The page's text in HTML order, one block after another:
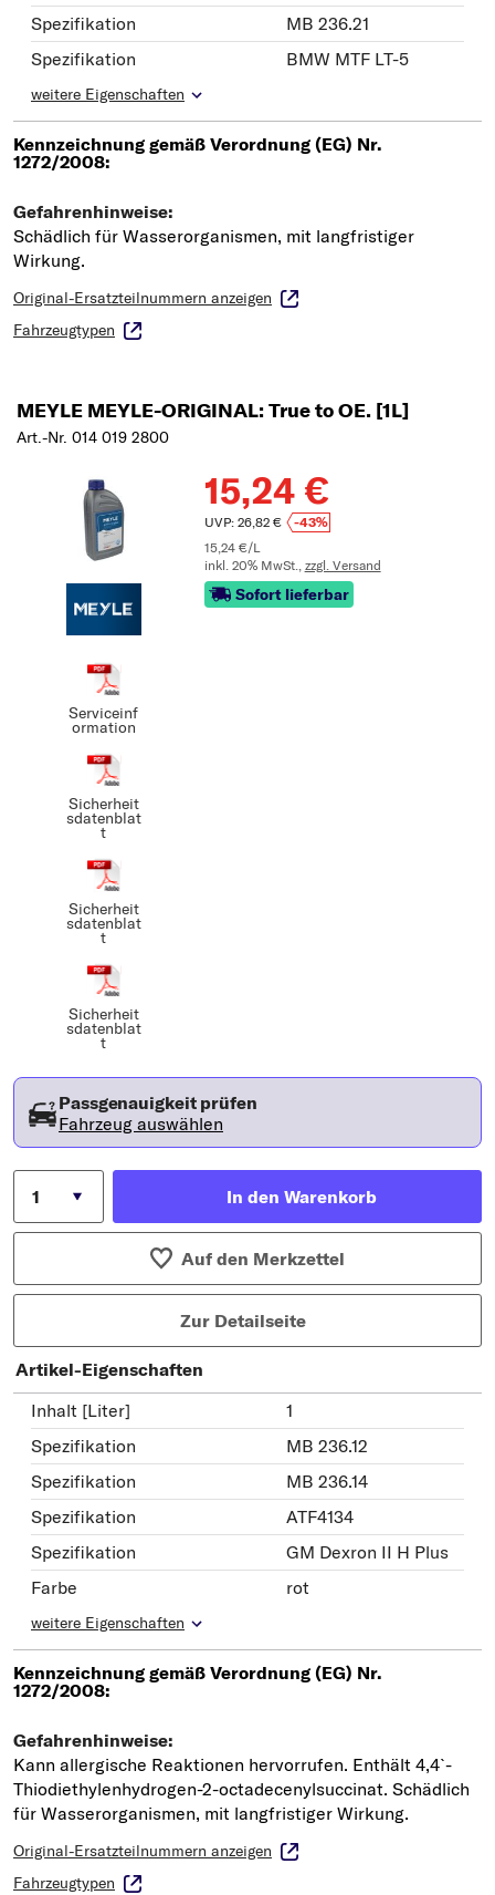
Spezifikation
MB 236.21
Spezifikation
BMW MTF LT-5
weitere Eigenschaften
Original-Ersatzteilnummern anzeigen
Fahrzeugtypen
MEYLE MEYLE-ORIGINAL: True to OE. [1L]
Art.-Nr. 014 019 2800
Serviceinf
ormation
Sicherheit
sdatenblat
t
Sicherheit
sdatenblat
t
Sicherheit
sdatenblat
t
15,24 €
UVP: 26,82 €
-43%
15,24 €/L
inkl. 20% MwSt., zzgl. Versand
Sofort lieferbar
Passgenauigkeit prüfen
Fahrzeug auswählen
In den Warenkorb
Auf den Merkzettel
Zur Detailseite
Artikel-Eigenschaften
Inhalt [Liter]
1
Spezifikation
MB 236.12
Spezifikation
MB 236.14
Spezifikation
ATF4134
Spezifikation
GM Dexron II H Plus
Farbe
rot
weitere Eigenschaften
Original-Ersatzteilnummern anzeigen
Fahrzeugtypen